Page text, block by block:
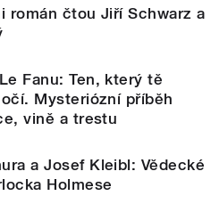
román čtou Jiří Schwarz a
Fanu: Ten, který tě
Mysteriózní příběh
vině a trestu
a Josef Kleibl: Vědecké
Holmese